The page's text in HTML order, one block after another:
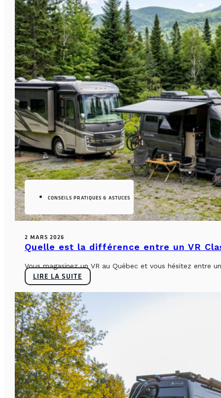
CONSEILS PRATIQUES & ASTUCES
2 MARS 2026
Quelle est la différence entre un VR
Vous magasinez un VR au Québec et vous hésitez entre
LIRE LA SUITE